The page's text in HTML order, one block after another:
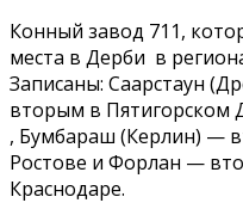
Конный завод 711,
места в Дерби в
Записаны: Саарстаун
вторым в Пятигорском
, Бумбараш (Керлин) —
Ростове и Форлан —
Краснодаре.